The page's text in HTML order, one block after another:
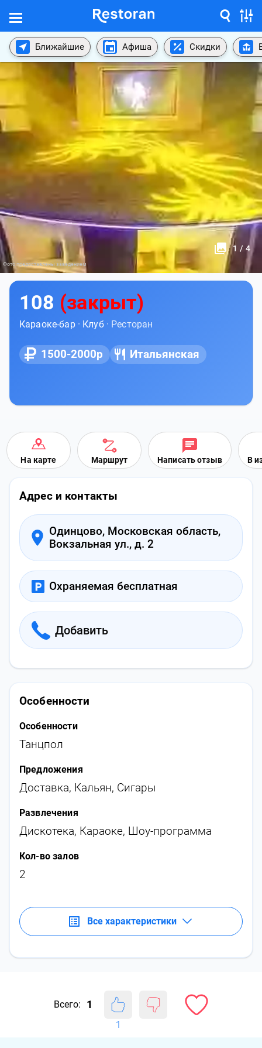
Ближайшие Афиша Скидки
1 / 4
Фото предоставлены заведением
108 (закрыт)
Караоке-бар· Клуб· Ресторан
1500-2000р Итальянская
На карте Маршрут Написать отзыв В
Адрес и контакты
Одинцово, Московская область,
Вокзальная ул., д. 2
Охраняемая бесплатная
Добавить
Особенности
Особенности
Танцпол
Предложения
Доставка, Кальян, Сигары
Развлечения
Дискотека, Караоке, Шоу-программа
Кол-во залов
2
Все характеристики
Всего: 1
1